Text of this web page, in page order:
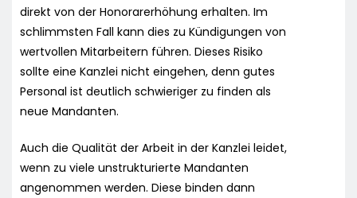
direkt von der Honorarerhöhung erhalten. Im
schlimmsten Fall kann dies zu Kündigungen von
wertvollen Mitarbeitern führen. Dieses Risiko
sollte eine Kanzlei nicht eingehen, denn gutes
Personal ist deutlich schwieriger zu finden als
neue Mandanten.
Auch die Qualität der Arbeit in der Kanzlei leidet,
wenn zu viele unstrukturierte Mandanten
angenommen werden. Diese binden dann